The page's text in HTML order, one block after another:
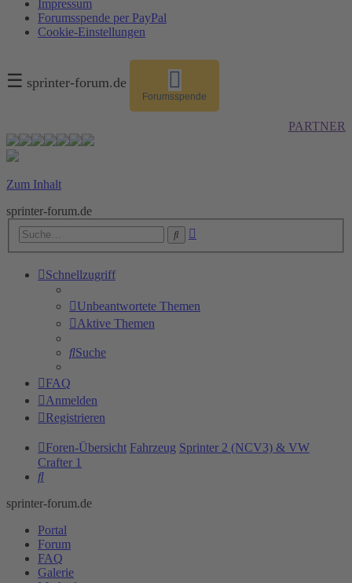
Impressum
Forumsspende per PayPal
Cookie-Einstellungen
☰ sprinter-forum.de
Forumsspende
PARTNER
Zum Inhalt
sprinter-forum.de
Suche
Schnellzugriff
Unbeantwortete Themen
Aktive Themen
Suche
FAQ
Anmelden
Registrieren
Foren-Übersicht Fahrzeug Sprinter 2 (NCV3) & VW
Crafter 1
Suche
sprinter-forum.de
Portal
Forum
FAQ
Galerie